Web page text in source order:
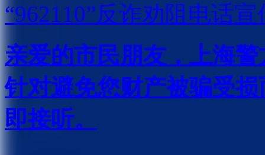
“962110”反诈劝阻电话宣
亲爱的市民朋友，上海
针对避免您财产被骗受
即接听。